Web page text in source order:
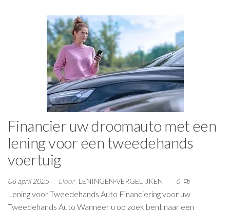
Financier uw droomauto met een
lening voor een tweedehands
voertuig
06 april 2025 Door LENINGEN-VERGELIJKEN 0
Lening voor Tweedehands Auto Financiering voor uw
Tweedehands Auto Wanneer u op zoek bent naar een